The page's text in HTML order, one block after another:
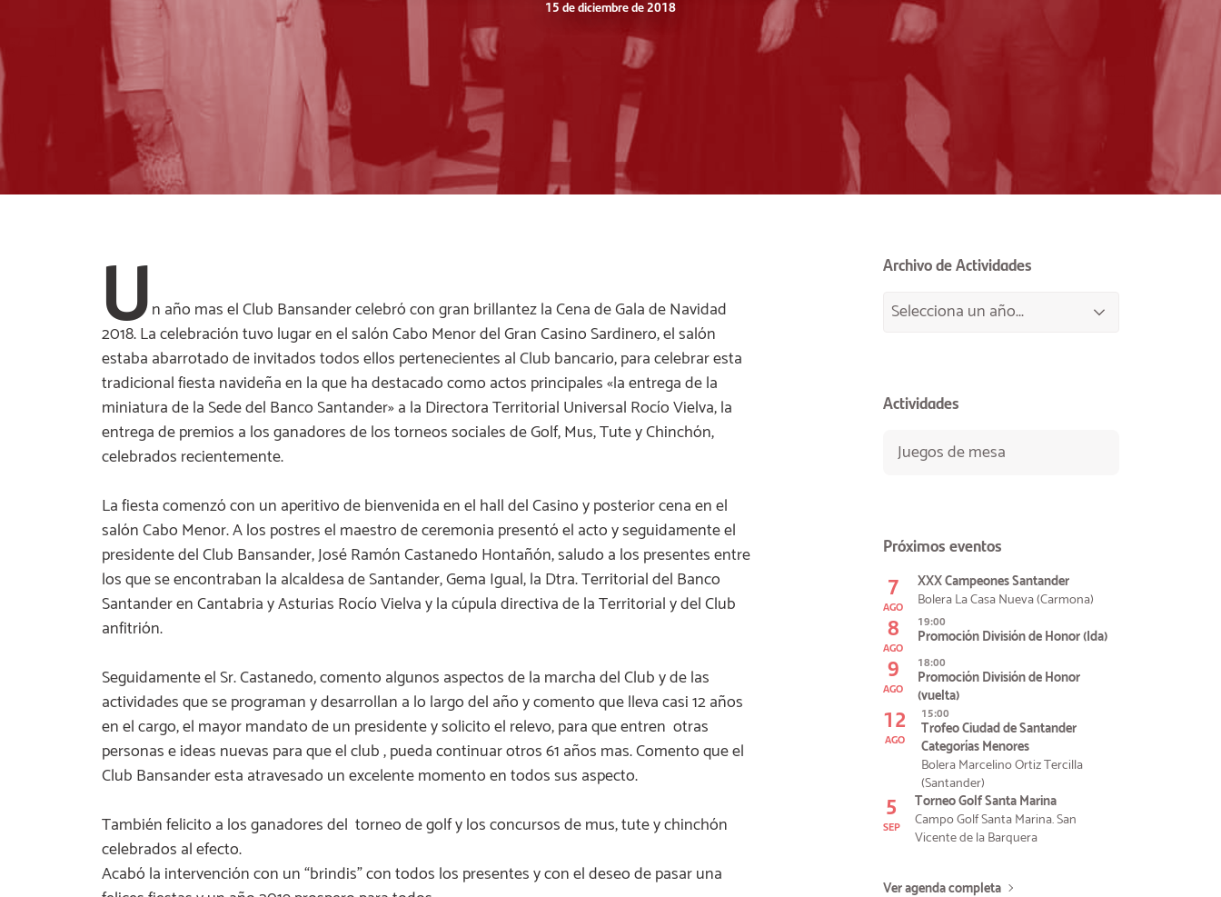
15 de diciembre de 2018
Un año mas el Club Bansander celebró con gran brillantez la Cena de Gala de Navidad
2018. La celebración tuvo lugar en el salón Cabo Menor del Gran Casino Sardinero, el salón
estaba abarrotado de invitados todos ellos pertenecientes al Club bancario, para celebrar esta
tradicional fiesta navideña en la que ha destacado como actos principales «la entrega de la
miniatura de la Sede del Banco Santander» a la Directora Territorial Universal Rocío Vielva, la
entrega de premios a los ganadores de los torneos sociales de Golf, Mus, Tute y Chinchón,
celebrados recientemente.
La fiesta comenzó con un aperitivo de bienvenida en el hall del Casino y posterior cena en el
salón Cabo Menor. A los postres el maestro de ceremonia presentó el acto y seguidamente el
presidente del Club Bansander, José Ramón Castanedo Hontañón, saludo a los presentes entre
los que se encontraban la alcaldesa de Santander, Gema Igual, la Dtra. Territorial del Banco
Santander en Cantabria y Asturias Rocío Vielva y la cúpula directiva de la Territorial y del Club
anfitrión.
Seguidamente el Sr. Castanedo, comento algunos aspectos de la marcha del Club y de las
actividades que se programan y desarrollan a lo largo del año y comento que lleva casi 12 años
en el cargo, el mayor mandato de un presidente y solicito el relevo, para que entren otras
personas e ideas nuevas para que el club , pueda continuar otros 61 años mas. Comento que el
Club Bansander esta atravesado un excelente momento en todos sus aspecto.
También felicito a los ganadores del torneo de golf y los concursos de mus, tute y chinchón
celebrados al efecto.
Acabó la intervención con un “brindis” con todos los presentes y con el deseo de pasar una
Archivo de Actividades
Actividades
Juegos de mesa
Próximos eventos
7
AGO
XXX Campeones Santander
Bolera La Casa Nueva (Carmona)
8
AGO
19:00
Promoción División de Honor (Ida)
9
AGO
18:00
Promoción División de Honor
(vuelta)
12
AGO
15:00
Trofeo Ciudad de Santander
Categorías Menores
Bolera Marcelino Ortiz Tercilla
(Santander)
5
SEP
Torneo Golf Santa Marina
Campo Golf Santa Marina. San
Vicente de la Barquera
Ver agenda completa